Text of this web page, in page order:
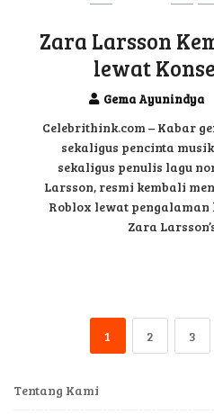
Zara Larsson
lewat
Gema Ayunindya
Celebrithink.com – Kabar
sekaligus pencinta
sekaligus penulis lagu
Larsson, resmi kembali
Roblox lewat
Zara
1 2 3
Tentang Kami